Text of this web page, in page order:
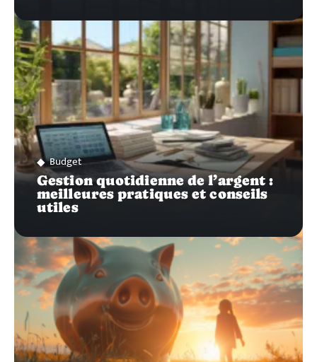
Budget
Gestion quotidienne de l’argent :
meilleures pratiques et conseils
utiles